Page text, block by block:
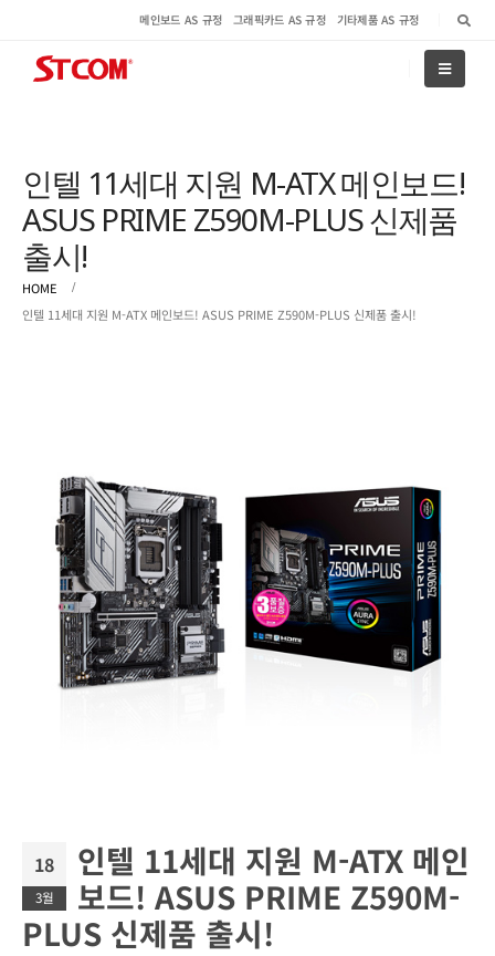
메인보드 AS 규정 그래픽카드 AS 규정 기타제품 AS 규정
인텔 11세대 지원 M-ATX 메인보드!
ASUS PRIME Z590M-PLUS 신제품
출시!
HOME
인텔 11세대 지원 M-ATX 메인보드! ASUS PRIME Z590M-PLUS 신제품 출시!
18
3월
인텔 11세대 지원 M-ATX 메인
보드! ASUS PRIME Z590M-
PLUS 신제품 출시!